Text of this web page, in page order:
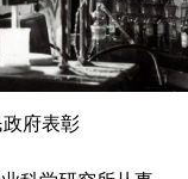
政府表彰